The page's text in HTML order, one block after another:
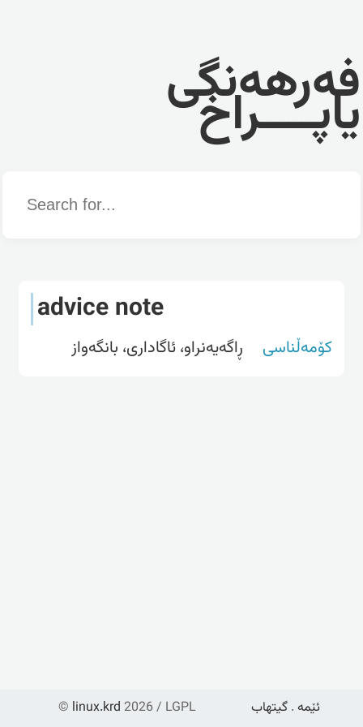
فەرهەنگی
یاپــــراخ
Word
advice note
کۆمەڵناسی ڕاگەیەنراو، ئاگاداری، بانگەواز
© linux.krd 2026 / LGPL ئێمە . گیتهاب